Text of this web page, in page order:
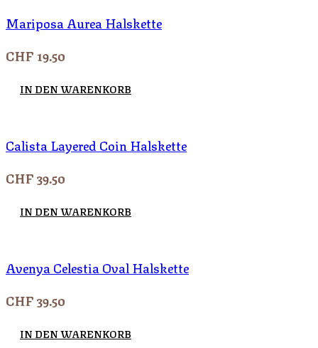
Mariposa Aurea Halskette
CHF19.50
IN DEN WARENKORB
Calista Layered Coin Halskette
CHF39.50
IN DEN WARENKORB
Avenya Celestia Oval Halskette
CHF39.50
IN DEN WARENKORB